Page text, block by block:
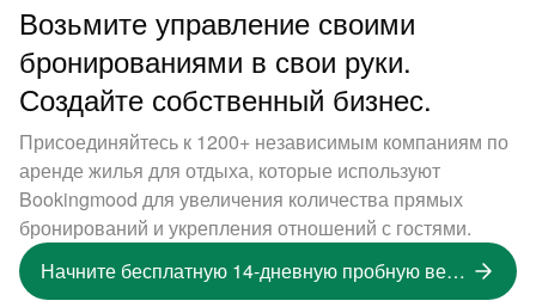
Возьмите управление своими
бронированиями в свои руки.
Создайте собственный бизнес.
Присоединяйтесь к 1200+ независимым компаниям по
аренде жилья для отдыха, которые используют
Bookingmood для увеличения количества прямых
бронирований и укрепления отношений с гостями.
Начните бесплатную 14-дневную пробную версию